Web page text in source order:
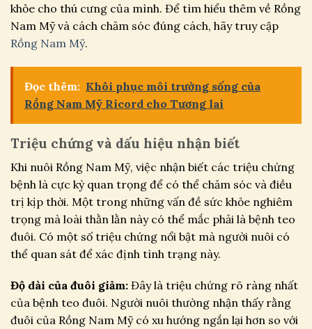
khỏe cho thú cưng của mình. Để tìm hiểu thêm về Rồng
Nam Mỹ và cách chăm sóc đúng cách, hãy truy cập
Rồng Nam Mỹ.
Đọc thêm: Khôi phục môi trường sống của
Rồng Nam Mỹ Ricord cho Tương lai
Triệu chứng và dấu hiệu nhận biết
Khi nuôi Rồng Nam Mỹ, việc nhận biết các triệu chứng
bệnh là cực kỳ quan trọng để có thể chăm sóc và điều
trị kịp thời. Một trong những vấn đề sức khỏe nghiêm
trọng mà loài thằn lằn này có thể mắc phải là bệnh teo
đuôi. Có một số triệu chứng nổi bật mà người nuôi có
thể quan sát để xác định tình trạng này.
Độ dài của đuôi giảm: Đây là triệu chứng rõ ràng nhất
của bệnh teo đuôi. Người nuôi thường nhận thấy rằng
đuôi của Rồng Nam Mỹ có xu hướng ngắn lại hơn so với